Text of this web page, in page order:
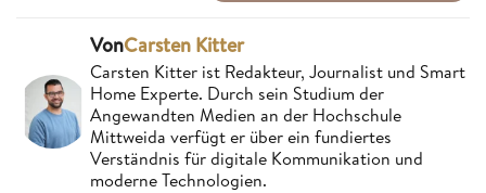
VonCarsten Kitter
Carsten Kitter ist Redakteur, Journalist und Smart
Home Experte. Durch sein Studium der
Angewandten Medien an der Hochschule
Mittweida verfügt er über ein fundiertes
Verständnis für digitale Kommunikation und
moderne Technologien.